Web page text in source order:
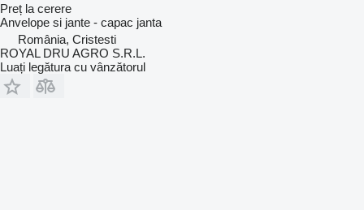
Preț la cerere
Anvelope si jante - capac janta
România, Cristesti
ROYAL DRU AGRO S.R.L.
Luați legătura cu vânzătorul